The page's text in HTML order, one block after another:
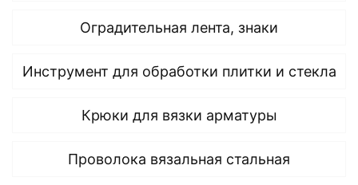
Оградительная лента, знаки
Инструмент для обработки плитки и стекла
Крюки для вязки арматуры
Проволока вязальная стальная